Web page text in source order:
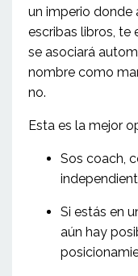
un imperio donde
escribas libros, te
se asociará
nombre como
no.
Esta es la mejor
Sos coach,
Si estás en
aún hay